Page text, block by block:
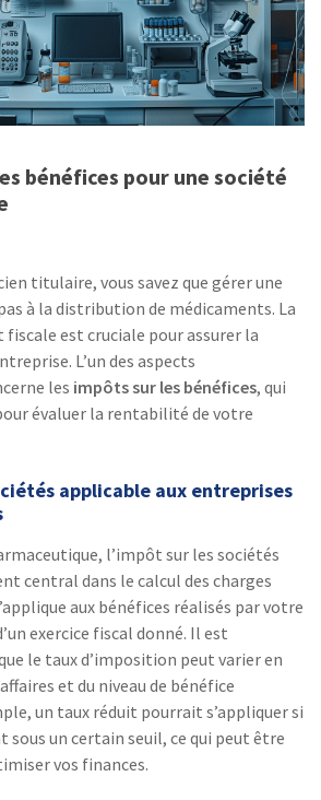
bénéfices pour une société
titulaire, vous savez que gérer une
à la distribution de médicaments. La
est cruciale pour assurer la
L’un des aspects
les impôts sur les bénéfices, qui
évaluer la rentabilité de votre
applicable aux entreprises
l’impôt sur les sociétés
central dans le calcul des charges
aux bénéfices réalisés par votre
exercice fiscal donné. Il est
le taux d’imposition peut varier en
et du niveau de bénéfice
un taux réduit pourrait s’appliquer si
sous un certain seuil, ce qui peut être
vos finances.